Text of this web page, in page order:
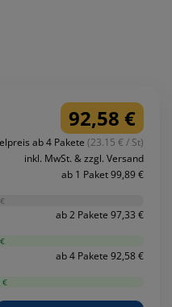
92,58 €
ab 4 Pakete (23.15 € / St)
inkl. MwSt. & zzgl. Versand
ab 1 Paket 99,89 €
ab 2 Pakete 97,33 €
ab 4 Pakete 92,58 €
€